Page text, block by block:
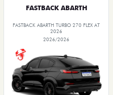
FASTBACK ABARTH
FASTBACK ABARTH TURBO 270 FLEX AT
2026
2026/2026